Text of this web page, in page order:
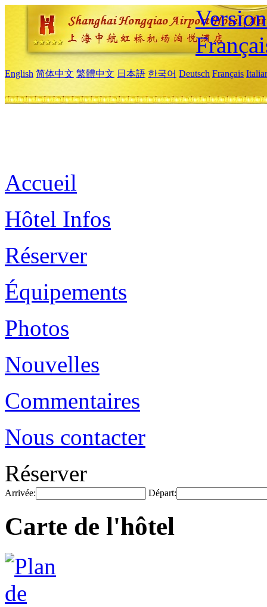
English 简体中文 繁體中文 日本語 한국어 Deutsch Français
Accueil
Hôtel Infos
Réserver
Équipements
Photos
Nouvelles
Commentaires
Nous contacter
Réserver
Arrivée: Départ:
Carte de l'hôtel